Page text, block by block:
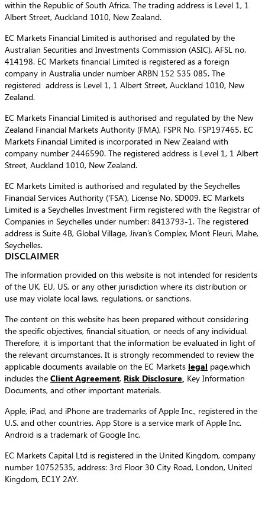
within the Republic of South Africa. The trading address is Level 1, 1
Albert Street, Auckland 1010, New Zealand.
EC Markets Financial Limited is authorised and regulated by the
Australian Securities and Investments Commission (ASIC), AFSL no.
414198. EC Markets financial Limited is registered as a foreign
company in Australia under number ARBN 152 535 085. The
registered address is Level 1, 1 Albert Street, Auckland 1010, New
Zealand.
EC Markets Financial Limited is authorised and regulated by the New
Zealand Financial Markets Authority (FMA), FSPR No. FSP197465. EC
Markets Financial Limited is incorporated in New Zealand with
company number 2446590. The registered address is Level 1, 1 Albert
Street, Auckland 1010, New Zealand.
EC Markets Limited is authorised and regulated by the Seychelles
Financial Services Authority (‘FSA’), License No. SD009. EC Markets
Limited is a Seychelles Investment Firm registered with the Registrar of
Companies in Seychelles under number: 8413793-1. The registered
address is Suite 4B, Global Village, Jivan’s Complex, Mont Fleuri, Mahe,
Seychelles.
DISCLAIMER
The information provided on this website is not intended for residents
of the UK, EU, US, or any other jurisdiction where its distribution or
use may violate local laws, regulations, or sanctions.
The content on this website has been prepared without considering
the specific objectives, financial situation, or needs of any individual.
Therefore, it is important that the information be evaluated in light of
the relevant circumstances. It is strongly recommended to review the
applicable documents available on the EC Markets legal page,which
includes the Client Agreement, Risk Disclosure, Key Information
Documents, and other important materials.
Apple, iPad, and iPhone are trademarks of Apple Inc., registered in the
U.S. and other countries. App Store is a service mark of Apple Inc.
Android is a trademark of Google Inc.
EC Markets Capital Ltd is registered in the United Kingdom, company
number 10752535, address: 3rd Floor 30 City Road, London, United
Kingdom, EC1Y 2AY.